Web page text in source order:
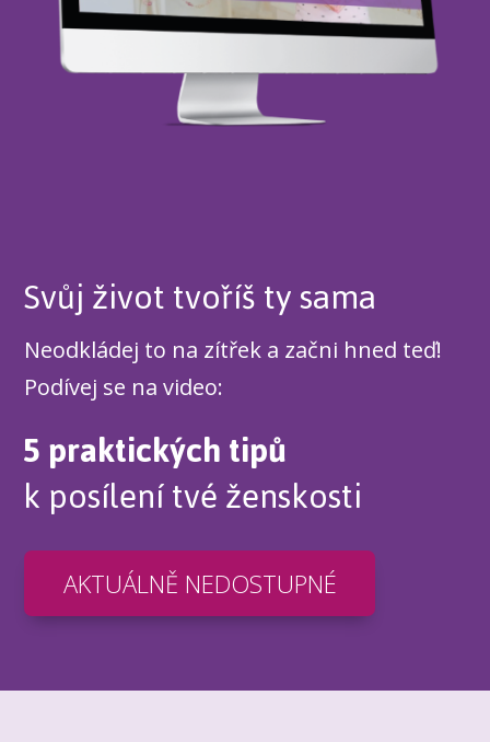
Svůj život tvoříš ty sama
Neodkládej to na zítřek a začni hned teď!
Podívej se na video:
5 praktických tipů
k posílení tvé ženskosti
AKTUÁLNĚ NEDOSTUPNÉ